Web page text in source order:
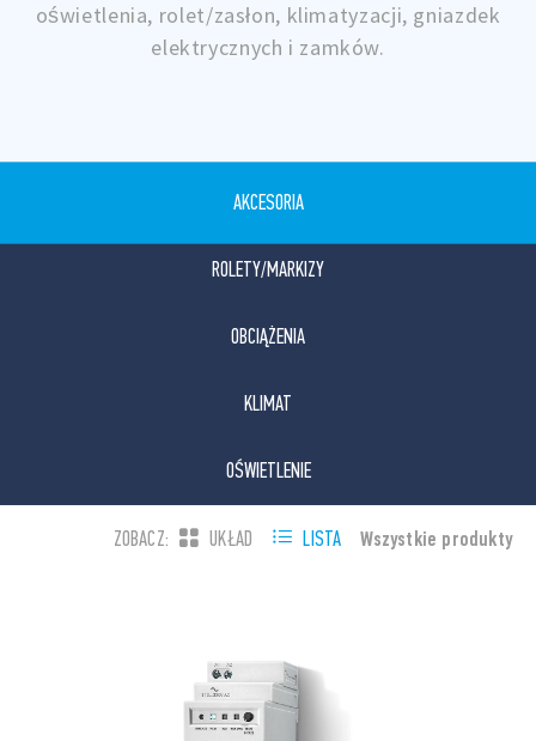
oświetlenia, rolet/zasłon, klimatyzacji, gniazdek
elektrycznych i zamków.
AKCESORIA
ROLETY/MARKIZY
OBCIĄŻENIA
KLIMAT
OŚWIETLENIE
ZOBACZ: UKŁAD LISTA Wszystkie produkty